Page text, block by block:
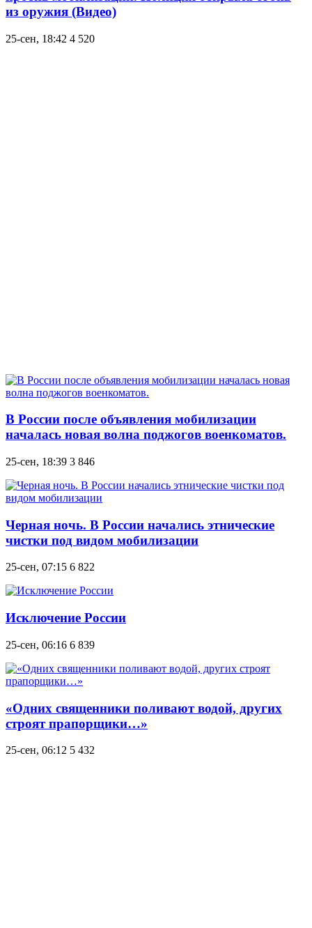
из оружия (Видео)
25-сен, 18:42 4 520
В России после объявления мобилизации
началась новая волна поджогов военкоматов.
25-сен, 18:39 3 846
Черная ночь. В России начались этнические
чистки под видом мобилизации
25-сен, 07:15 6 822
Исключение России
25-сен, 06:16 6 839
«Одних священники поливают водой, других
строят прапорщики…»
25-сен, 06:12 5 432